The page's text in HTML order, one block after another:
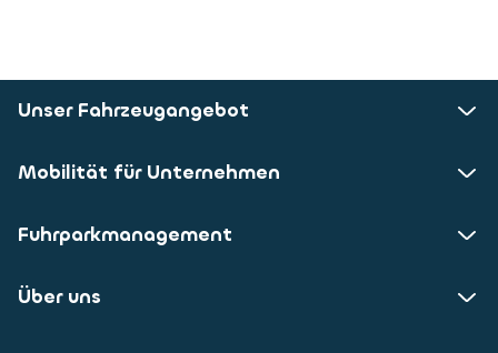
Unser Fahrzeugangebot
Mobilität für Unternehmen
Fuhrparkmanagement
Über uns